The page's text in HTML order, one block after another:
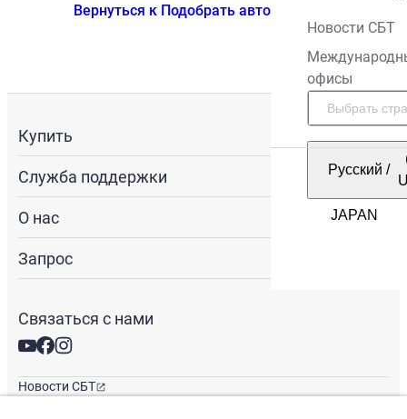
Новости СБТ
офисы
Русский /
Вернуться к Подобрать автомобиль
Купить
Служба поддержки
О нас
Запрос
Связаться с нами
Новости СБТ